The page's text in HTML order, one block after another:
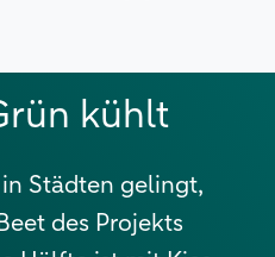
kühlt
Städten gelingt,
des Projekts